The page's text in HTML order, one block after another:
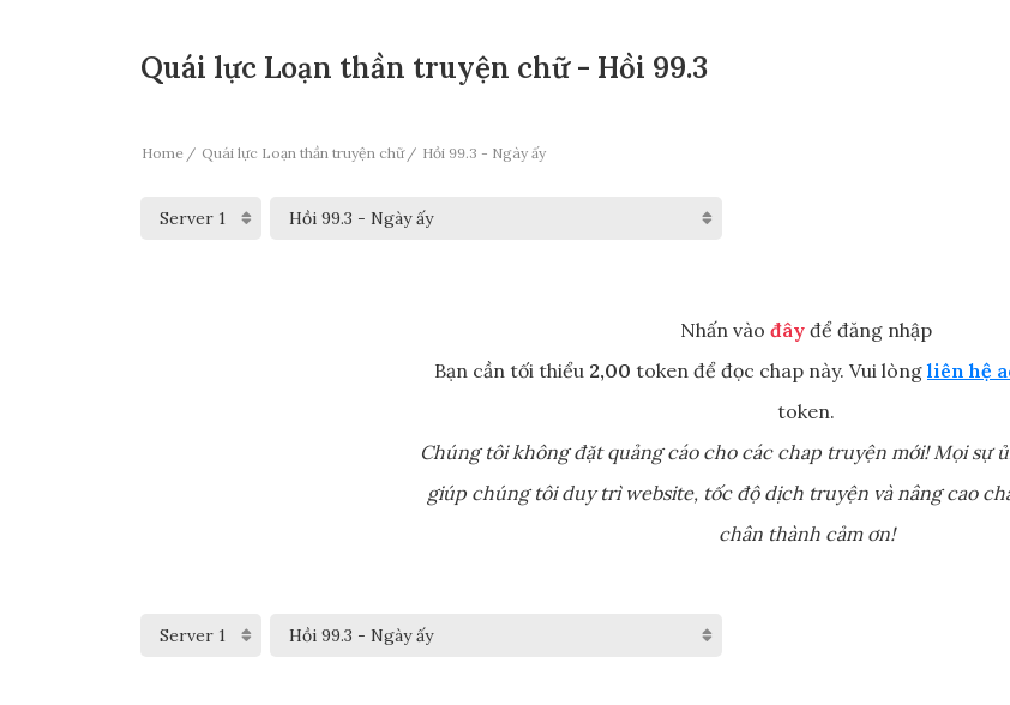
Quái lực Loạn thần truyện chữ - Hồi 99.3
Home Quái lực Loạn thần truyện chữ Hồi 99.3 - Ngày ấy
Nhấn vào đây để đăng nhập
Bạn cần tối thiểu 2,00 token để đọc chap này. Vui lòng liên hệ
token.
Chúng tôi không đặt quảng cáo cho các chap truyện mới! Mọi sự
giúp chúng tôi duy trì website, tốc độ dịch truyện và nâng cao
chân thành cảm ơn!